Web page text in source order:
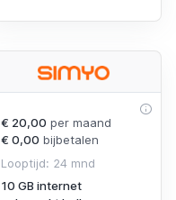
€ 20,00 per maand
€ 0,00 bijbetalen
Looptijd: 24 mnd
10 GB internet